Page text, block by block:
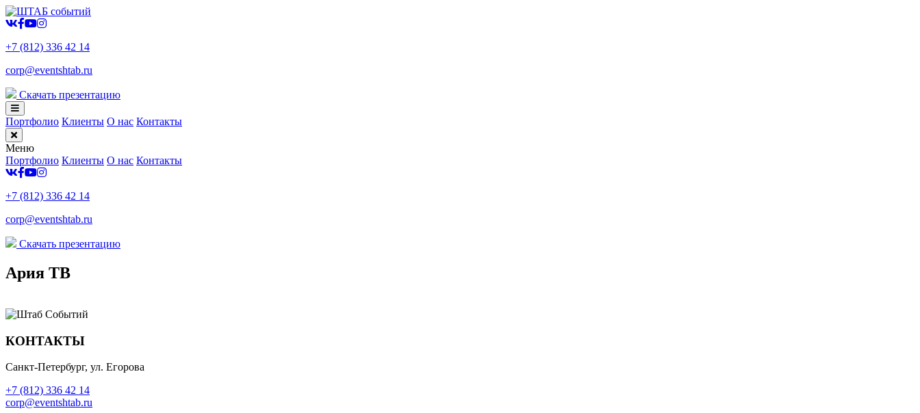
+7 (812) 336 42 14
corp@eventshtab.ru
Скачать презентацию
Портфолио Клиенты О нас Контакты
Меню
Портфолио Клиенты О нас Контакты
+7 (812) 336 42 14
corp@eventshtab.ru
Скачать презентацию
Ария ТВ
КОНТАКТЫ
Санкт-Петербург, ул. Егорова
+7 (812) 336 42 14
corp@eventshtab.ru